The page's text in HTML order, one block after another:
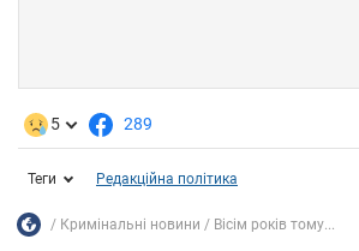
5 289
Теги Редакційна політика
Кримінальні новини Вісім років тому...